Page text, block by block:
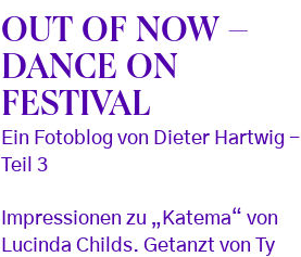
OUT OF NOW –
DANCE ON
FESTIVAL
Ein Fotoblog von Dieter Hartwig -
Teil 3
Impressionen zu „Katema“ von
Lucinda Childs. Getanzt von Ty